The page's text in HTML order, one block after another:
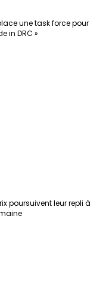
une task force pour
in DRC »
poursuivent leur repli à